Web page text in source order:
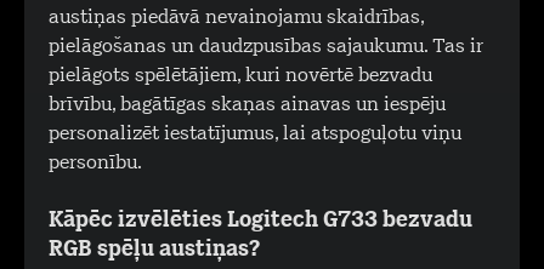
austiņas piedāvā nevainojamu skaidrības,
pielāgošanas un daudzpusības sajaukumu. Tas ir
pielāgots spēlētājiem, kuri novērtē bezvadu
brīvību, bagātīgas skaņas ainavas un iespēju
personalizēt iestatījumus, lai atspoguļotu viņu
personību.
Kāpēc izvēlēties Logitech G733 bezvadu
RGB spēļu austiņas?